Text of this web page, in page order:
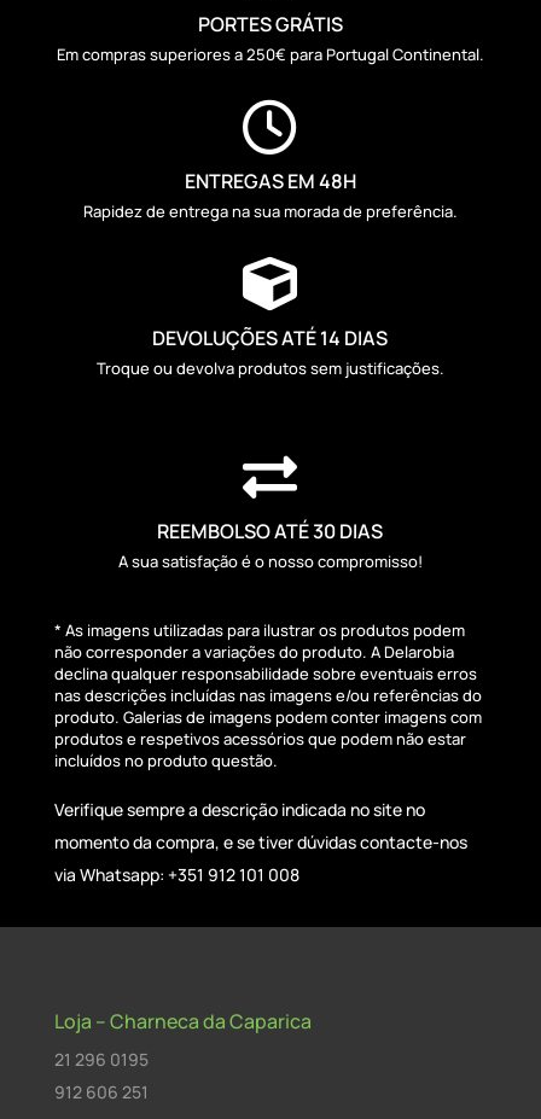
PORTES GRÁTIS
Em compras superiores a 250€ para Portugal Continental.

ENTREGAS EM 48H
Rapidez de entrega na sua morada de preferência.

DEVOLUÇÕES ATÉ 14 DIAS
Troque ou devolva produtos sem justificações.

REEMBOLSO ATÉ 30 DIAS
A sua satisfação é o nosso compromisso!
* As imagens utilizadas para ilustrar os produtos podem
não corresponder a variações do produto. A Delarobia
declina qualquer responsabilidade sobre eventuais erros
nas descrições incluídas nas imagens e/ou referências do
produto. Galerias de imagens podem conter imagens com
produtos e respetivos acessórios que podem não estar
incluídos no produto questão.
Verifique sempre a descrição indicada no site no
momento da compra, e se tiver dúvidas contacte-nos
via Whatsapp: +351 912 101 008
Loja – Charneca da Caparica
21 296 0195
912 606 251